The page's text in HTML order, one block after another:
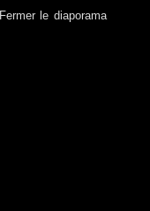
Fermer le diaporama